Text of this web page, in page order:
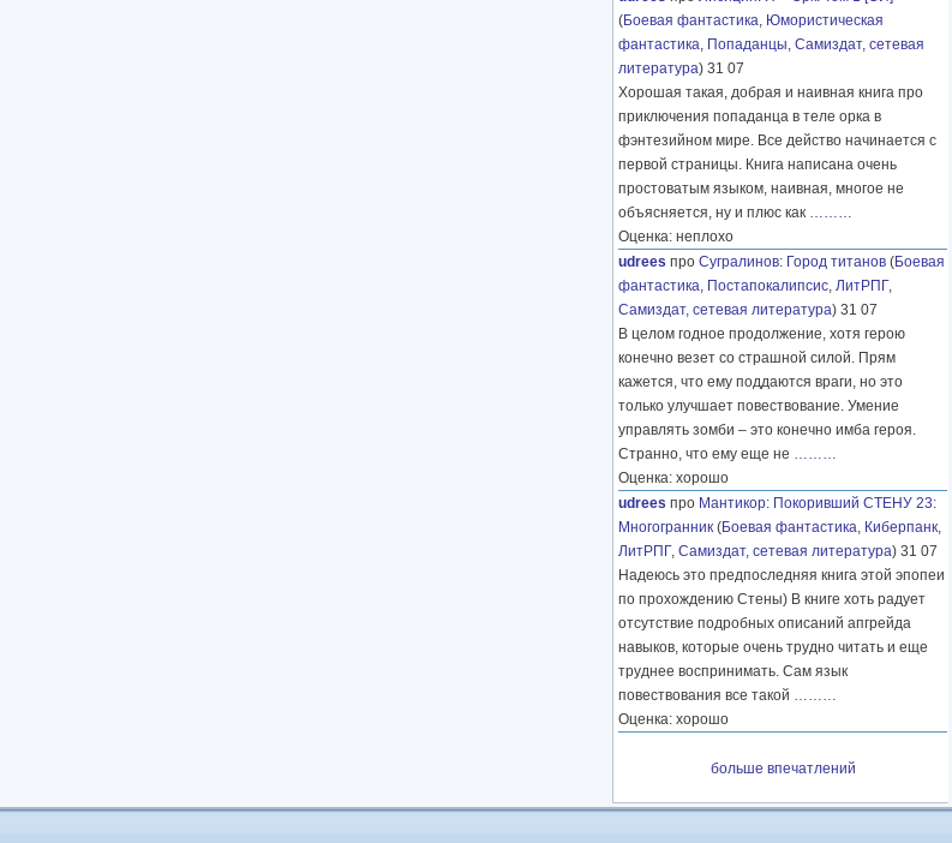
(Боевая фантастика, Юмористическая
фантастика, Попаданцы, Самиздат, сетевая
литература) 31 07
Хорошая такая, добрая и наивная книга про
приключения попаданца в теле орка в
фэнтезийном мире. Все действо начинается с
первой страницы. Книга написана очень
простоватым языком, наивная, многое не
объясняется, ну и плюс как ………
Оценка: неплохо
udrees про Сугралинов: Город титанов (Боевая
фантастика, Постапокалипсис, ЛитРПГ,
Самиздат, сетевая литература) 31 07
В целом годное продолжение, хотя герою
конечно везет со страшной силой. Прям
кажется, что ему поддаются враги, но это
только улучшает повествование. Умение
управлять зомби – это конечно имба героя.
Странно, что ему еще не ………
Оценка: хорошо
udrees про Мантикор: Покоривший СТЕНУ 23:
Многогранник (Боевая фантастика, Киберпанк,
ЛитРПГ, Самиздат, сетевая литература) 31 07
Надеюсь это предпоследняя книга этой эпопеи
по прохождению Стены) В книге хоть радует
отсутствие подробных описаний апгрейда
навыков, которые очень трудно читать и еще
труднее воспринимать. Сам язык
повествования все такой ………
Оценка: хорошо
больше впечатлений